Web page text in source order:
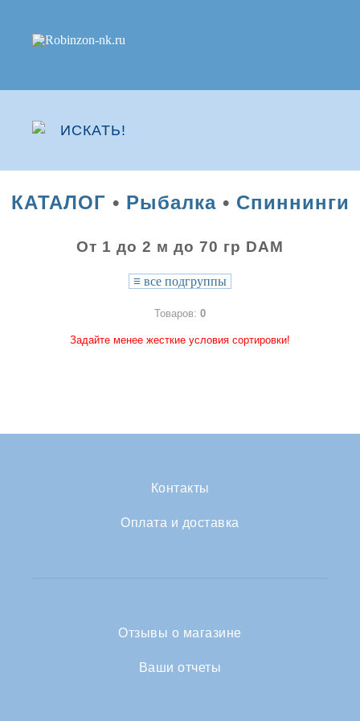
КАТАЛОГ • Рыбалка• Спиннинги
От 1 до 2 м до 70 гр DAM
≡ все подгруппы
Товаров: 0
Задайте менее жесткие условия сортировки!
Контакты
Оплата и доставка
Отзывы о магазине
Ваши отчеты